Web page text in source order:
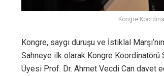
Kongre
Kongre, saygı duruşu ve İstiklal
Sahneye ilk olarak Kongre
Üyesi Prof. Dr. Ahmet Vecdi Can davet